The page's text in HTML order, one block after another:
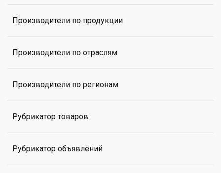
Производители по продукции
Производители по отраслям
Производители по регионам
Рубрикатор товаров
Рубрикатор объявлений